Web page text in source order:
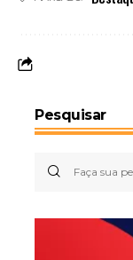
Pesquisar